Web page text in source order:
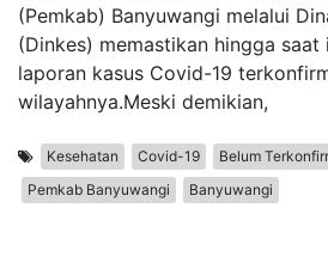
(Pemkab) Banyuwangi melalui
(Dinkes) memastikan hingga saat
laporan kasus Covid-19
wilayahnya.Meski demikian,
Kesehatan Covid-19 Belum
Pemkab Banyuwangi
Banyuwangi